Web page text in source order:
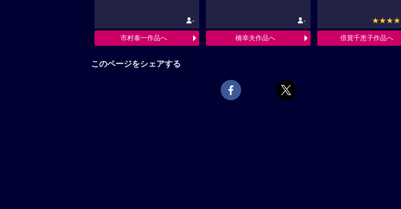
-
市村泰一作品へ
-
橋幸夫作品へ
★★★★
倍賞千恵子作品へ
このページをシェアする